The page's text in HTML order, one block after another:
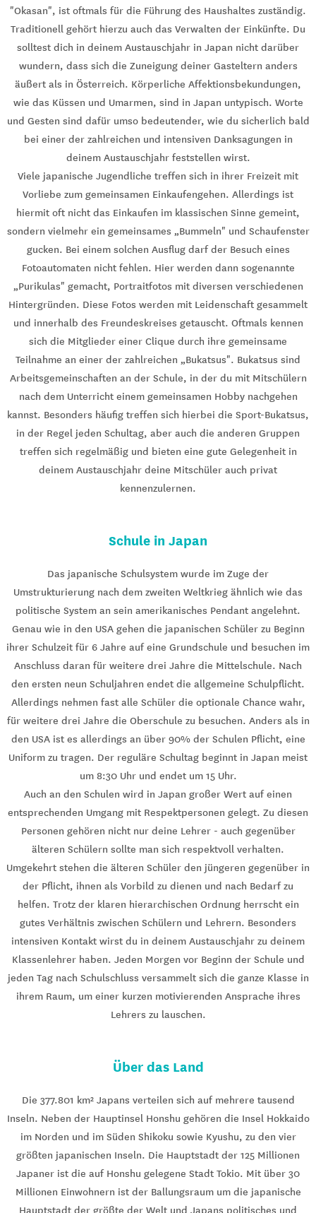
"Okasan", ist oftmals für die Führung des Haushaltes zuständig.
Traditionell gehört hierzu auch das Verwalten der Einkünfte. Du
solltest dich in deinem Austauschjahr in Japan nicht darüber
wundern, dass sich die Zuneigung deiner Gasteltern anders
äußert als in Österreich. Körperliche Affektionsbekundungen,
wie das Küssen und Umarmen, sind in Japan untypisch. Worte
und Gesten sind dafür umso bedeutender, wie du sicherlich bald
bei einer der zahlreichen und intensiven Danksagungen in
deinem Austauschjahr feststellen wirst.
Viele japanische Jugendliche treffen sich in ihrer Freizeit mit
Vorliebe zum gemeinsamen Einkaufengehen. Allerdings ist
hiermit oft nicht das Einkaufen im klassischen Sinne gemeint,
sondern vielmehr ein gemeinsames „Bummeln" und Schaufenster
gucken. Bei einem solchen Ausflug darf der Besuch eines
Fotoautomaten nicht fehlen. Hier werden dann sogenannte
„Purikulas" gemacht, Portraitfotos mit diversen verschiedenen
Hintergründen. Diese Fotos werden mit Leidenschaft gesammelt
und innerhalb des Freundeskreises getauscht. Oftmals kennen
sich die Mitglieder einer Clique durch ihre gemeinsame
Teilnahme an einer der zahlreichen „Bukatsus". Bukatsus sind
Arbeitsgemeinschaften an der Schule, in der du mit Mitschülern
nach dem Unterricht einem gemeinsamen Hobby nachgehen
kannst. Besonders häufig treffen sich hierbei die Sport-Bukatsus,
in der Regel jeden Schultag, aber auch die anderen Gruppen
treffen sich regelmäßig und bieten eine gute Gelegenheit in
deinem Austauschjahr deine Mitschüler auch privat
kennenzulernen.
Schule in Japan
Das japanische Schulsystem wurde im Zuge der
Umstrukturierung nach dem zweiten Weltkrieg ähnlich wie das
politische System an sein amerikanisches Pendant angelehnt.
Genau wie in den USA gehen die japanischen Schüler zu Beginn
ihrer Schulzeit für 6 Jahre auf eine Grundschule und besuchen im
Anschluss daran für weitere drei Jahre die Mittelschule. Nach
den ersten neun Schuljahren endet die allgemeine Schulpflicht.
Allerdings nehmen fast alle Schüler die optionale Chance wahr,
für weitere drei Jahre die Oberschule zu besuchen. Anders als in
den USA ist es allerdings an über 90% der Schulen Pflicht, eine
Uniform zu tragen. Der reguläre Schultag beginnt in Japan meist
um 8:30 Uhr und endet um 15 Uhr.
Auch an den Schulen wird in Japan großer Wert auf einen
entsprechenden Umgang mit Respektpersonen gelegt. Zu diesen
Personen gehören nicht nur deine Lehrer - auch gegenüber
älteren Schülern sollte man sich respektvoll verhalten.
Umgekehrt stehen die älteren Schüler den jüngeren gegenüber in
der Pflicht, ihnen als Vorbild zu dienen und nach Bedarf zu
helfen. Trotz der klaren hierarchischen Ordnung herrscht ein
gutes Verhältnis zwischen Schülern und Lehrern. Besonders
intensiven Kontakt wirst du in deinem Austauschjahr zu deinem
Klassenlehrer haben. Jeden Morgen vor Beginn der Schule und
jeden Tag nach Schulschluss versammelt sich die ganze Klasse in
ihrem Raum, um einer kurzen motivierenden Ansprache ihres
Lehrers zu lauschen.
Über das Land
Die 377.801 km² Japans verteilen sich auf mehrere tausend
Inseln. Neben der Hauptinsel Honshu gehören die Insel Hokkaido
im Norden und im Süden Shikoku sowie Kyushu, zu den vier
größten japanischen Inseln. Die Hauptstadt der 125 Millionen
Japaner ist die auf Honshu gelegene Stadt Tokio. Mit über 30
Millionen Einwohnern ist der Ballungsraum um die japanische
Hauptstadt der größte der Welt und Japans politisches und